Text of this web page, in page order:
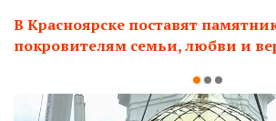
В Красноярске поставят
покровителям семьи, любви и